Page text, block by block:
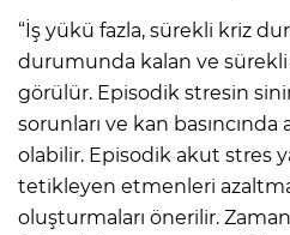
“İş yükü fazla, sürekli kriz
durumunda kalan ve
görülür. Episodik stresin
sorunları ve kan basıncında
olabilir. Episodik akut stres
tetikleyen etmenleri
oluşturmaları önerilir.